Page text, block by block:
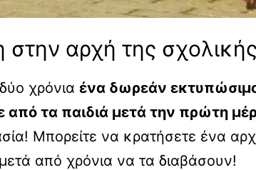
στην αρχή της
χρόνια ένα δωρεάν
τα παιδιά μετά την πρώτη
Μπορείτε να κρατήσετε ένα
από χρόνια να τα διαβάσουν!